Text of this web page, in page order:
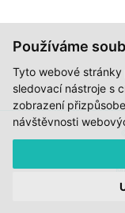
Používáme
Tyto webové
sledovací nástroje s
zobrazení
návštěvnosti
ZA PODPORY